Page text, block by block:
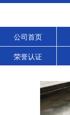
公司首页
荣誉认证